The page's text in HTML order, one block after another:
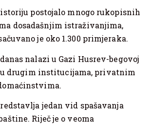
postojalo mnogo rukopisnih
dosadašnjim istraživanjima,
je oko 1.300 primjeraka.
nalazi u Gazi Husrev-begovoj
drugim institucijama, privatnim
jedan vid spašavanja
Riječ je o veoma